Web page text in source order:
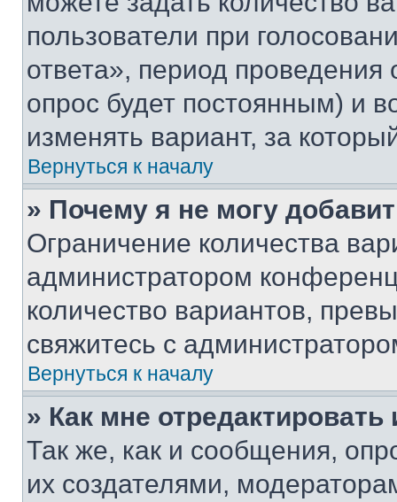
пользователи при
ответа», период проведения
опрос будет постоянным) и
изменять вариант, за
Вернуться к началу
» Почему я не могу
Ограничение количества
администратором
количество вариантов,
свяжитесь с
Вернуться к началу
» Как мне
Так же, как и сообщения,
их создателями,